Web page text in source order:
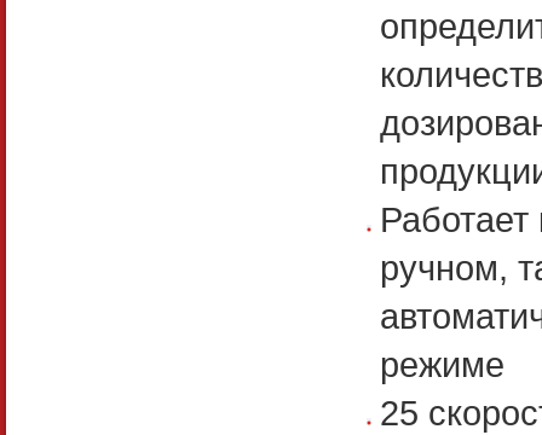
Работает
ручном,
режиме
25